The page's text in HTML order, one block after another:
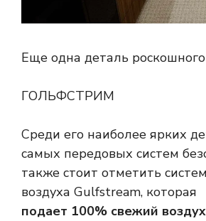
Еще одна деталь
ГОЛЬФСТРИМ
Среди его наиболее ярких
самых передовых систем
также стоит отметить
воздуха Gulfstream, которая
подает 100% свежий